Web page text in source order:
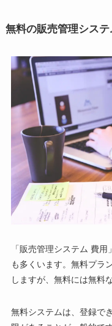
無料の販売管理シス
「販売管理システム 費
も多くいます。無料プラ
しますが、無料には無料
無料システムは、登録で